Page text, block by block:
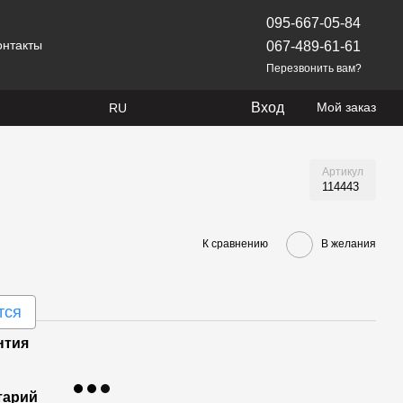
095-667-05-84
067-489-61-61
Перезвонить вам?
RU Вход Мой заказ
Артикул
114443
К сравнению В желания